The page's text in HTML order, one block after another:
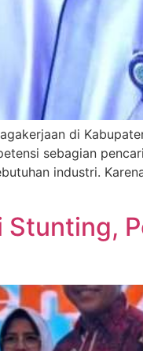
di
sebagian
industri.